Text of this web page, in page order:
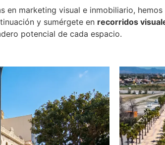
en marketing visual e inmobiliario,
y sumérgete en recorridos
potencial de cada espacio.